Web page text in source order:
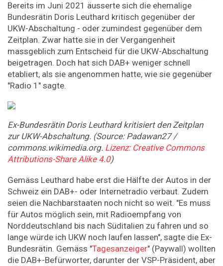
Bereits im Juni 2021 äusserte sich die ehemalige
Bundesrätin Doris Leuthard kritisch gegenüber der
UKW-Abschaltung - oder zumindest gegenüber dem
Zeitplan. Zwar hatte sie in der Vergangenheit
massgeblich zum Entscheid für die UKW-Abschaltung
beigetragen. Doch hat sich DAB+ weniger schnell
etabliert, als sie angenommen hatte, wie sie gegenüber
"Radio 1" sagte.
Ex-Bundesrätin Doris Leuthard kritisiert den Zeitplan
zur UKW-Abschaltung. (Source: Padawan27 /
commons.wikimedia.org. Lizenz: Creative Commons
Attributions-Share Alike 4.0)
Gemäss Leuthard habe erst die Hälfte der Autos in der
Schweiz ein DAB+- oder Internetradio verbaut. Zudem
seien die Nachbarstaaten noch nicht so weit. "Es muss
für Autos möglich sein, mit Radioempfang von
Norddeutschland bis nach Süditalien zu fahren und so
lange würde ich UKW noch laufen lassen", sagte die Ex-
Bundesrätin. Gemäss "Tagesanzeiger" (Paywall) wollten
die DAB+-Befürworter, darunter der VSP-Präsident, aber